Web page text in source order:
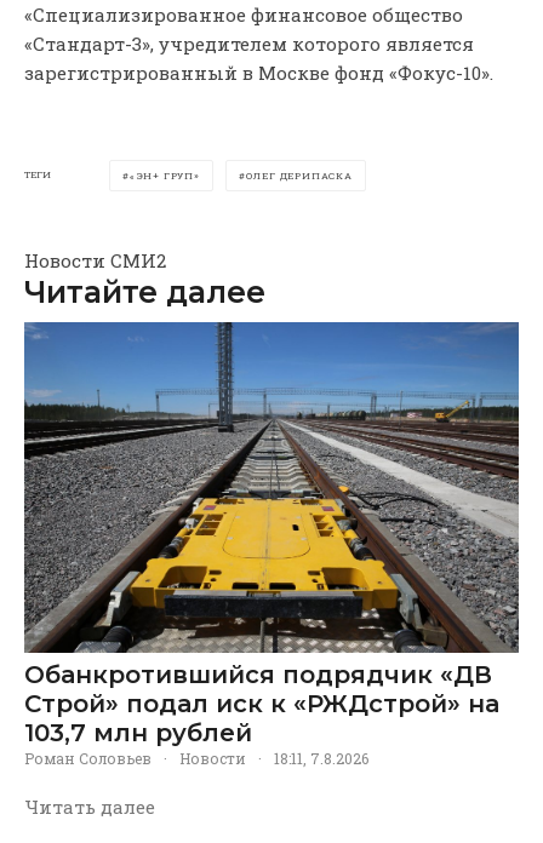
«Специализированное финансовое общество
«Стандарт-3», учредителем которого является
зарегистрированный в Москве фонд «Фокус-10».
ТЕГИ «ЭН+ ГРУП» ОЛЕГ ДЕРИПАСКА
Новости СМИ2
Читайте далее
Обанкротившийся подрядчик «ДВ
Строй» подал иск к «РЖДстрой» на
103,7 млн рублей
Роман Соловьев · Новости · 18:11, 7.8.2026
Читать далее